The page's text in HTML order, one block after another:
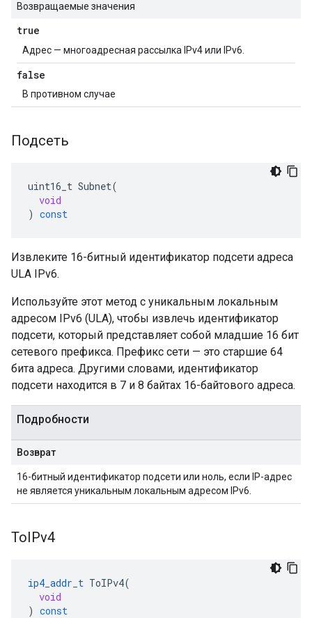
Возвращаемые значения
true
Адрес — многоадресная рассылка IPv4 или IPv6.
false
В противном случае
Подсеть
uint16_t Subnet(
void
) const
Извлеките 16-битный идентификатор подсети адреса
ULA IPv6.
Используйте этот метод с уникальным локальным
адресом IPv6 (ULA), чтобы извлечь идентификатор
подсети, который представляет собой младшие 16 бит
сетевого префикса. Префикс сети — это старшие 64
бита адреса. Другими словами, идентификатор
подсети находится в 7 и 8 байтах 16-байтового адреса.
Подробности
Возврат
16-битный идентификатор подсети или ноль, если IP-адрес
не является уникальным локальным адресом IPv6.
ТоIPv4
ip4_addr_t ToIPv4(
void
) const